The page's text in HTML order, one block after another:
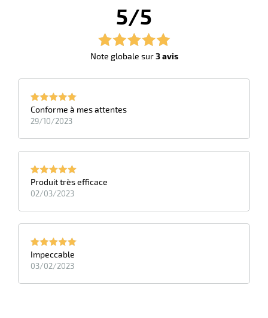
5/5
Note globale sur3 avis
Conforme à mes attentes
29/10/2023
Produit très efficace
02/03/2023
Impeccable
03/02/2023